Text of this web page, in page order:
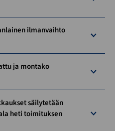
ilmanvaihto
ja montako
säilytetään
heti toimituksen